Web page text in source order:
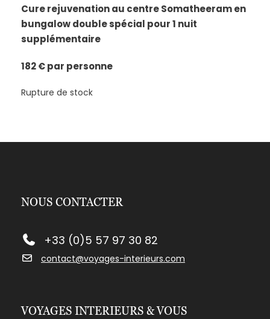
Cure rejuvenation au centre Somatheeram en
bungalow double spécial pour 1 nuit
supplémentaire
182 € par personne
Rupture de stock
NOUS CONTACTER
+33 (0)5 57 97 30 82
contact@voyages-interieurs.com
VOYAGES INTERIEURS & VOUS